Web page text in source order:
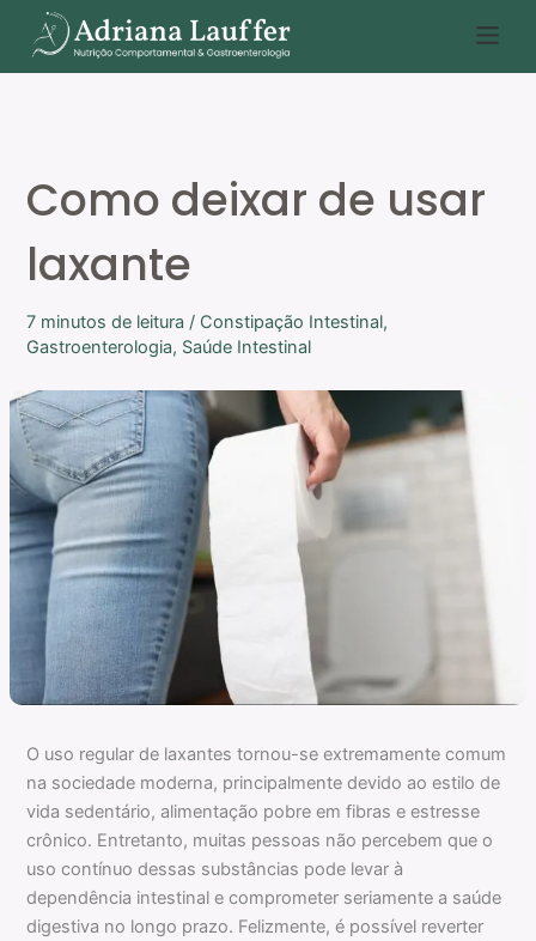
para
o
Como deixar de usar
laxante
7 minutos de leitura / Constipação Intestinal,
Gastroenterologia, Saúde Intestinal
O uso regular de laxantes tornou-se extremamente comum
na sociedade moderna, principalmente devido ao estilo de
vida sedentário, alimentação pobre em fibras e estresse
crônico. Entretanto, muitas pessoas não percebem que o
uso contínuo dessas substâncias pode levar à
dependência intestinal e comprometer seriamente a saúde
digestiva no longo prazo. Felizmente, é possível reverter
e
i